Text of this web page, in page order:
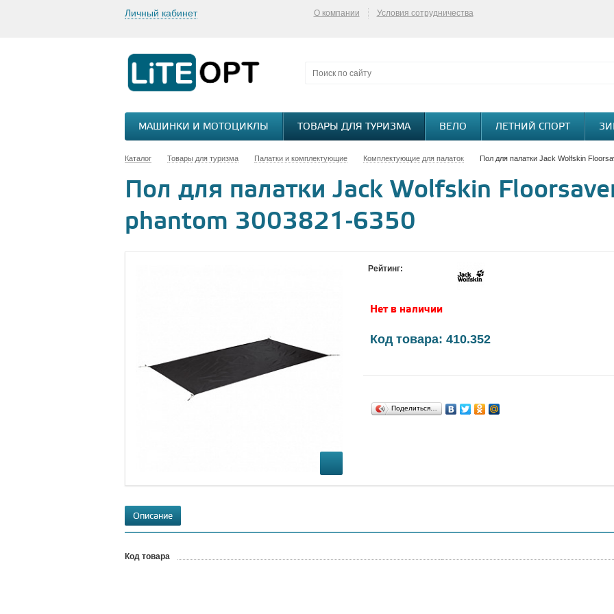
Личный кабинет О компании Условия сотрудничества
МАШИНКИ И МОТОЦИКЛЫ ТОВАРЫ ДЛЯ ТУРИЗМА ВЕЛО ЛЕТНИЙ СПОРТ
Каталог Товары для туризма Палатки и комплектующие Комплектующие для палаток Пол для палатки Jack Wolfskin
Пол для палатки Jack Wolfskin
phantom 3003821-6350
Рейтинг:
Нет в наличии
Код товара: 410.352
Поделиться…
Описание
Код товара